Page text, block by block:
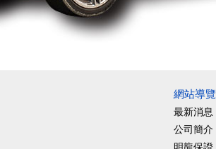
網站導覽
最新消息
公司簡介